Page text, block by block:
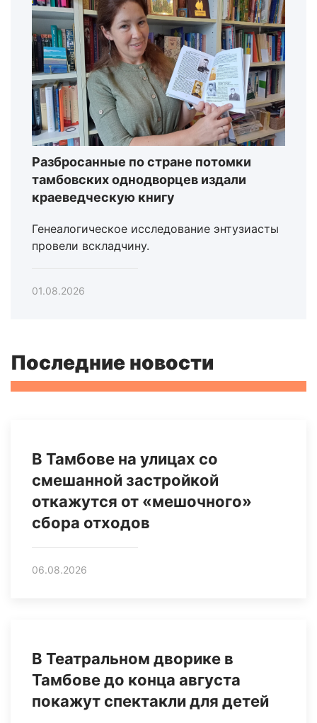
Разбросанные по стране потомки
тамбовских однодворцев издали
краеведческую книгу
Генеалогическое исследование энтузиасты
провели вскладчину.
01.08.2026
Последние новости
В Тамбове на улицах со
смешанной застройкой
откажутся от «мешочного»
сбора отходов
06.08.2026
В Театральном дворике в
Тамбове до конца августа
покажут спектакли для детей